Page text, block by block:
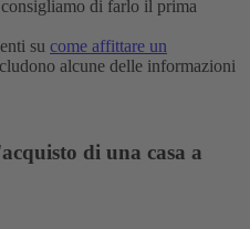
di farlo il prima
su come affittare un
alcune delle informazioni
di una casa a